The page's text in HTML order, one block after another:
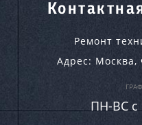
Ремонт
Адрес: Москва,
ПН-ВC c